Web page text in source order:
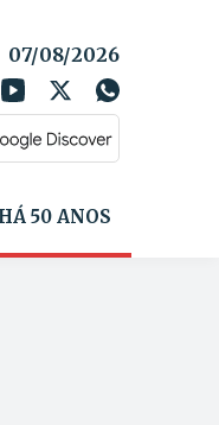
07/08/2026
HÁ 50 ANOS